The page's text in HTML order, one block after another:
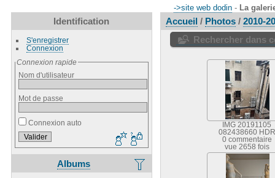
->site web dodin - La
Identification
S'enregistrer
Connexion
Connexion rapide
Nom d'utilisateur
Mot de passe
Connexion auto
Albums
Accueil/ Photos/ 2010-
Rechercher dans
IMG 20191105
082438660 HDR
0 commentaire
vue 2658 fois